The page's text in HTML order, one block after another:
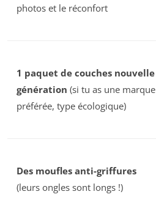
photos et le réconfort
1 paquet de couches nouvelle
génération (si tu as une marque
préférée, type écologique)
Des moufles anti-griffures
(leurs ongles sont longs !)